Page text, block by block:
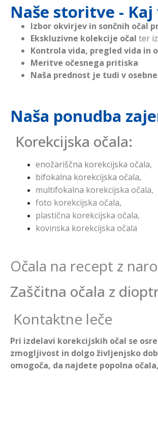
Naše storitve -
Izbor okvirjev in sončnih očal
Ekskluzivne kolekcije očal ter
Kontrola vida, pregled vida in
Meritve očesnega pritiska
Naša prednost je tudi v
Naša ponudba
Korekcijska očala:
enožariščna korekcijska očala,
bifokalna korekcijska očala,
multifokalna korekcijska očala,
foto korekcijska očala,
plastična korekcijska očala,
kovinska korekcijska očala
Očala na recept z
Zaščitna očala z
Kontaktne leče
Pri izdelavi korekcijskih očal se
zmogljivost in dolgo življenjsko
omogoča, da najdete popolna